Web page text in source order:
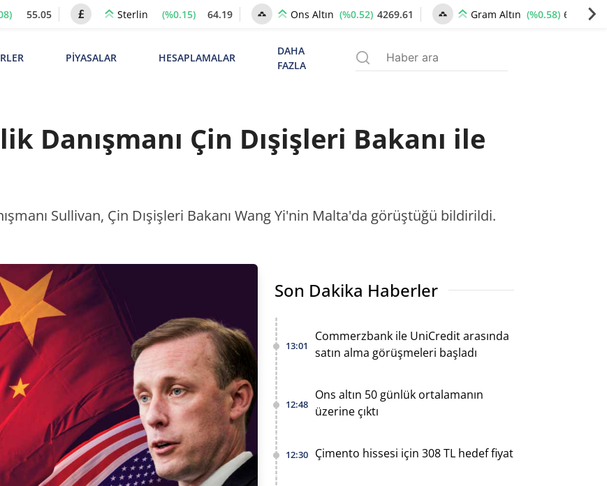
55.05 Sterlin (%0.15) 64.19 Ons Altın (%0.52) 4269.61 Gram Altın (%0.58) 6533.88
PİYASALAR HESAPLAMALAR
DAHA
FAZLA
Danışmanı Çin Dışişleri Bakanı ile
Sullivan, Çin Dışişleri Bakanı Wang Yi'nin Malta'da görüştüğü bildirildi.
Son Dakika Haberler
13:01
Commerzbank ile UniCredit arasında
satın alma görüşmeleri başladı
12:48
Ons altın 50 günlük ortalamanın
üzerine çıktı
12:30 Çimento hissesi için 308 TL hedef fiyat